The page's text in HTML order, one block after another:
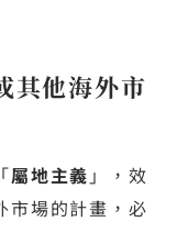
其他海外市
屬地主義 」，效
市場的計畫，必